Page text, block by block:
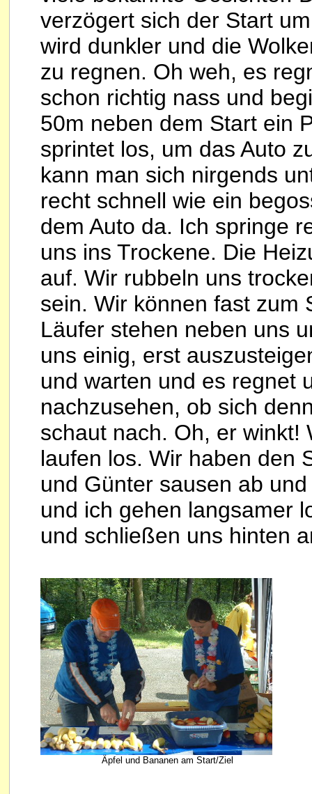
verzögert sich der Start
wird dunkler und die
zu regnen. Oh weh, es
schon richtig nass und
50m neben dem Start ein
sprintet los, um das Auto
kann man sich nirgends
recht schnell wie ein
dem Auto da. Ich springe
uns ins Trockene. Die
auf. Wir rubbeln uns
sein. Wir können fast zum
Läufer stehen neben uns
uns einig, erst
und warten und es regnet
nachzusehen, ob sich
schaut nach. Oh, er winkt!
laufen los. Wir haben den
und Günter sausen ab
und ich gehen langsamer
und schließen uns hinten
Äpfel und Bananen am Start/Ziel